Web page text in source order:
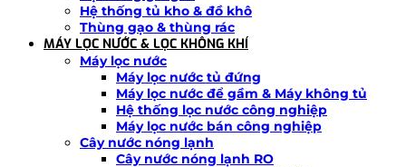
Hệ thống tủ kho & đồ khô
Thùng gạo & thùng rác
MÁY LỌC NƯỚC & LỌC KHÔNG KHÍ
Máy lọc nước
Máy lọc nước tủ đứng
Máy lọc nước để gầm & Máy không tủ
Hệ thống lọc nước công nghiệp
Máy lọc nước bán công nghiệp
Cây nước nóng lạnh
Cây nước nóng lạnh RO